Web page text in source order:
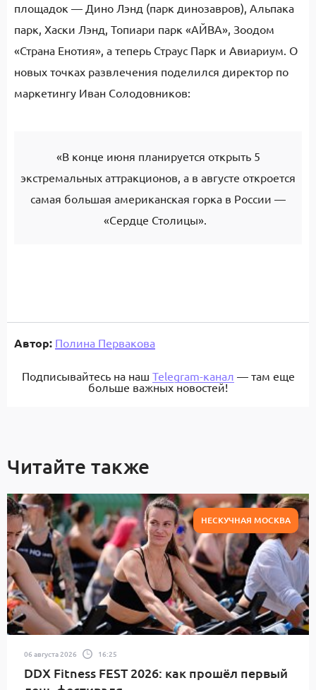
площадок — Дино Лэнд (парк динозавров), Альпака
парк, Хаски Лэнд, Топиари парк «АЙВА», Зоодом
«Страна Енотия», а теперь Страус Парк и Авиариум. О
новых точках развлечения поделился директор по
маркетингу Иван Солодовников:
«В конце июня планируется открыть 5
экстремальных аттракционов, а в августе откроется
самая большая американская горка в России —
«Сердце Столицы».
Автор: Полина Первакова
Подписывайтесь на наш Telegram-канал — там еще
больше важных новостей!
Читайте также
НЕСКУЧНАЯ МОСКВА
06 августа 2026 16:25
DDX Fitness FEST 2026: как прошёл первый